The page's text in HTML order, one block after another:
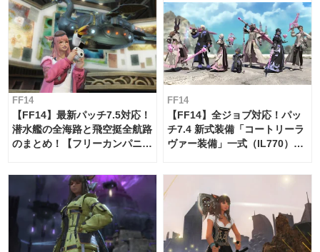
FF14
【FF14】最新パッチ7.5対応！
潜水艦の全海路と飛空挺全航路
のまとめ！【フリーカンパニ
FF14
【FF14】全ジョブ対応！パッ
チ7.4 新式装備「コートリーラ
ヴァー装備」一式（IL770）の